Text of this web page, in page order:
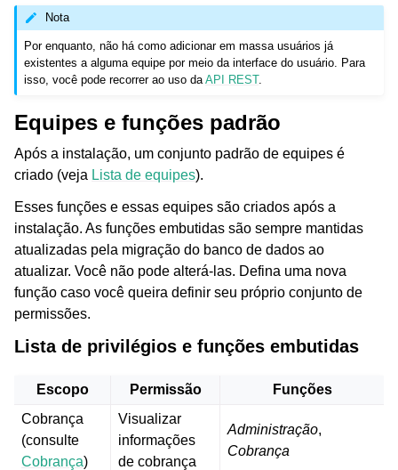
Nota
Por enquanto, não há como adicionar em massa usuários já
existentes a alguma equipe por meio da interface do usuário. Para
isso, você pode recorrer ao uso daAPI REST.
Equipes e funções padrão
Após a instalação, um conjunto padrão de equipes é
criado (veja Lista de equipes).
Esses funções e essas equipes são criados após a
instalação. As funções embutidas são sempre mantidas
atualizadas pela migração do banco de dados ao
atualizar. Você não pode alterá-las. Defina uma nova
função caso você queira definir seu próprio conjunto de
permissões.
Lista de privilégios e funções embutidas
Escopo Permissão
Funções
Cobrança
(consulte
Cobrança)
Visualizar
informações
de cobrança
Administração,
Cobrança